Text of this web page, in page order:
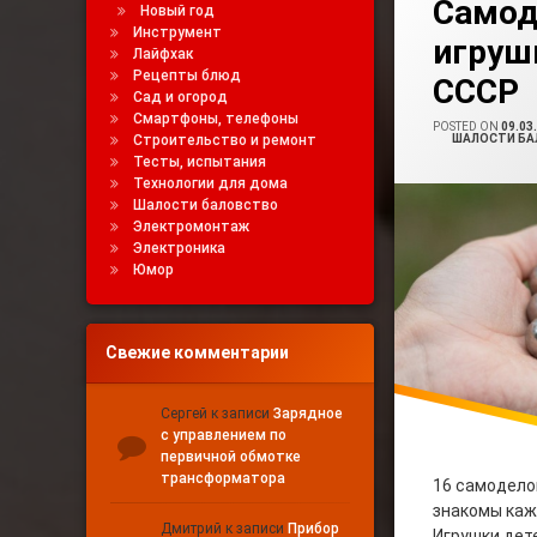
СССР
POSTED ON
CATEGORIES:
ШАЛОСТИ
16
знакомы
Самоделки
Чем Играли В Ссср
Новый год
Инструмент
Лайфхак
Рецепты блюд
Сад и огород
Смартфоны, телефоны
Строительство и ремонт
Тесты, испытания
Технологии для дома
Шалости баловство
Электромонтаж
Электроника
Юмор
Свежие комментарии
Сергей к записи Зарядное
с управлением по
первичной обмотке
трансформатора
Дмитрий к записи Прибор